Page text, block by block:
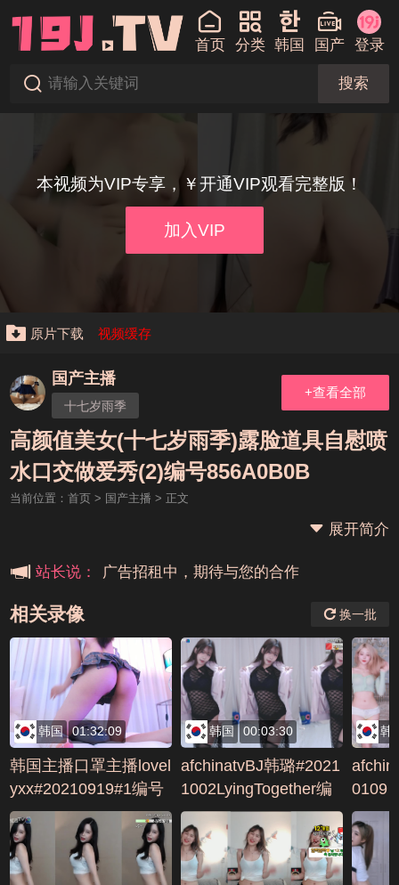
首页 分类 韩国 国产 登录
搜索
本视频为VIP专享，￥开通VIP观看完整版！
加入VIP
原片下载 视频缓存
国产主播
十七岁雨季
+查看全部
高颜值美女(十七岁雨季)露脸道具自慰喷
水口交做爱秀(2)编号856A0B0B
当前位置： 首页> 国产主播 > 正文
展开简介
站长说：
本站大事件(19j网站发展历程)
广告招租中，期待与您的合作
相关录像 换一批
韩国 01:32:09
韩国主播口罩主播lovel
yxx#20210919#1编号
2AA43675
韩国 00:03:30
afchinatvBJ韩璐#2021
1002LyingTogether编
号201869AF
韩
0109